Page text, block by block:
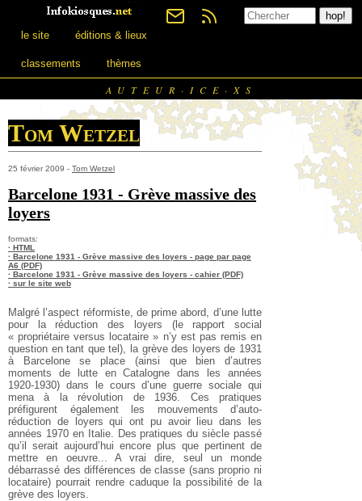
le site éditions & lieux
classements thèmes
AUTEUR·ICE·XS
Tom Wetzel
25 février 2009 - Tom Wetzel
Barcelone 1931 - Grève massive des
loyers
formats:
· HTML
· Barcelone 1931 - Grève massive des loyers - page par page
A6 (PDF)
· Barcelone 1931 - Grève massive des loyers - cahier (PDF)
· sur le site web
Malgré l’aspect réformiste, de prime abord, d’une lutte
pour la réduction des loyers (le rapport social
« propriétaire versus locataire » n’y est pas remis en
question en tant que tel), la grève des loyers de 1931
à Barcelone se place (ainsi que bien d’autres
moments de lutte en Catalogne dans les années
1920-1930) dans le cours d’une guerre sociale qui
mena à la révolution de 1936. Ces pratiques
préfigurent également les mouvements d’auto-
réduction de loyers qui ont pu avoir lieu dans les
années 1970 en Italie. Des pratiques du siècle passé
qu’il serait aujourd’hui encore plus que pertinent de
mettre en oeuvre... A vrai dire, seul un monde
débarrassé des différences de classe (sans proprio ni
locataire) pourrait rendre caduque la possibilité de la
grève des loyers.